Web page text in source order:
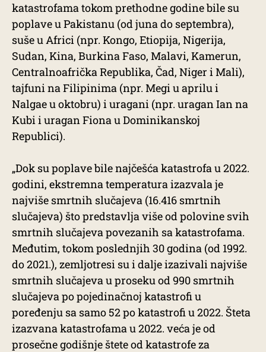
katastrofama tokom prethodne godine bile su
poplave u Pakistanu (od juna do septembra),
suše u Africi (npr. Kongo, Etiopija, Nigerija,
Sudan, Kina, Burkina Faso, Malavi, Kamerun,
Centralnoafrička Republika, Čad, Niger i Mali),
tajfuni na Filipinima (npr. Megi u aprilu i
Nalgae u oktobru) i uragani (npr. uragan Ian na
Kubi i uragan Fiona u Dominikanskoj
Republici).
„Dok su poplave bile najčešća katastrofa u 2022.
godini, ekstremna temperatura izazvala je
najviše smrtnih slučajeva (16.416 smrtnih
slučajeva) što predstavlja više od polovine svih
smrtnih slučajeva povezanih sa katastrofama.
Međutim, tokom poslednjih 30 godina (od 1992.
do 2021.), zemljotresi su i dalje izazivali najviše
smrtnih slučajeva u proseku od 990 smrtnih
slučajeva po pojedinačnoj katastrofi u
poređenju sa samo 52 po katastrofi u 2022. Šteta
izazvana katastrofama u 2022. veća je od
prosečne godišnje štete od katastrofe za